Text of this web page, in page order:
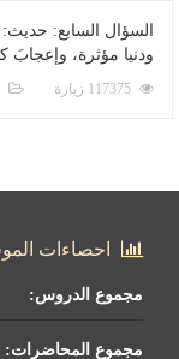
السؤال السابع:
ودنيا مؤثرة،
احصاءات
مجموع الدروس:
مجموع المحاضرات: